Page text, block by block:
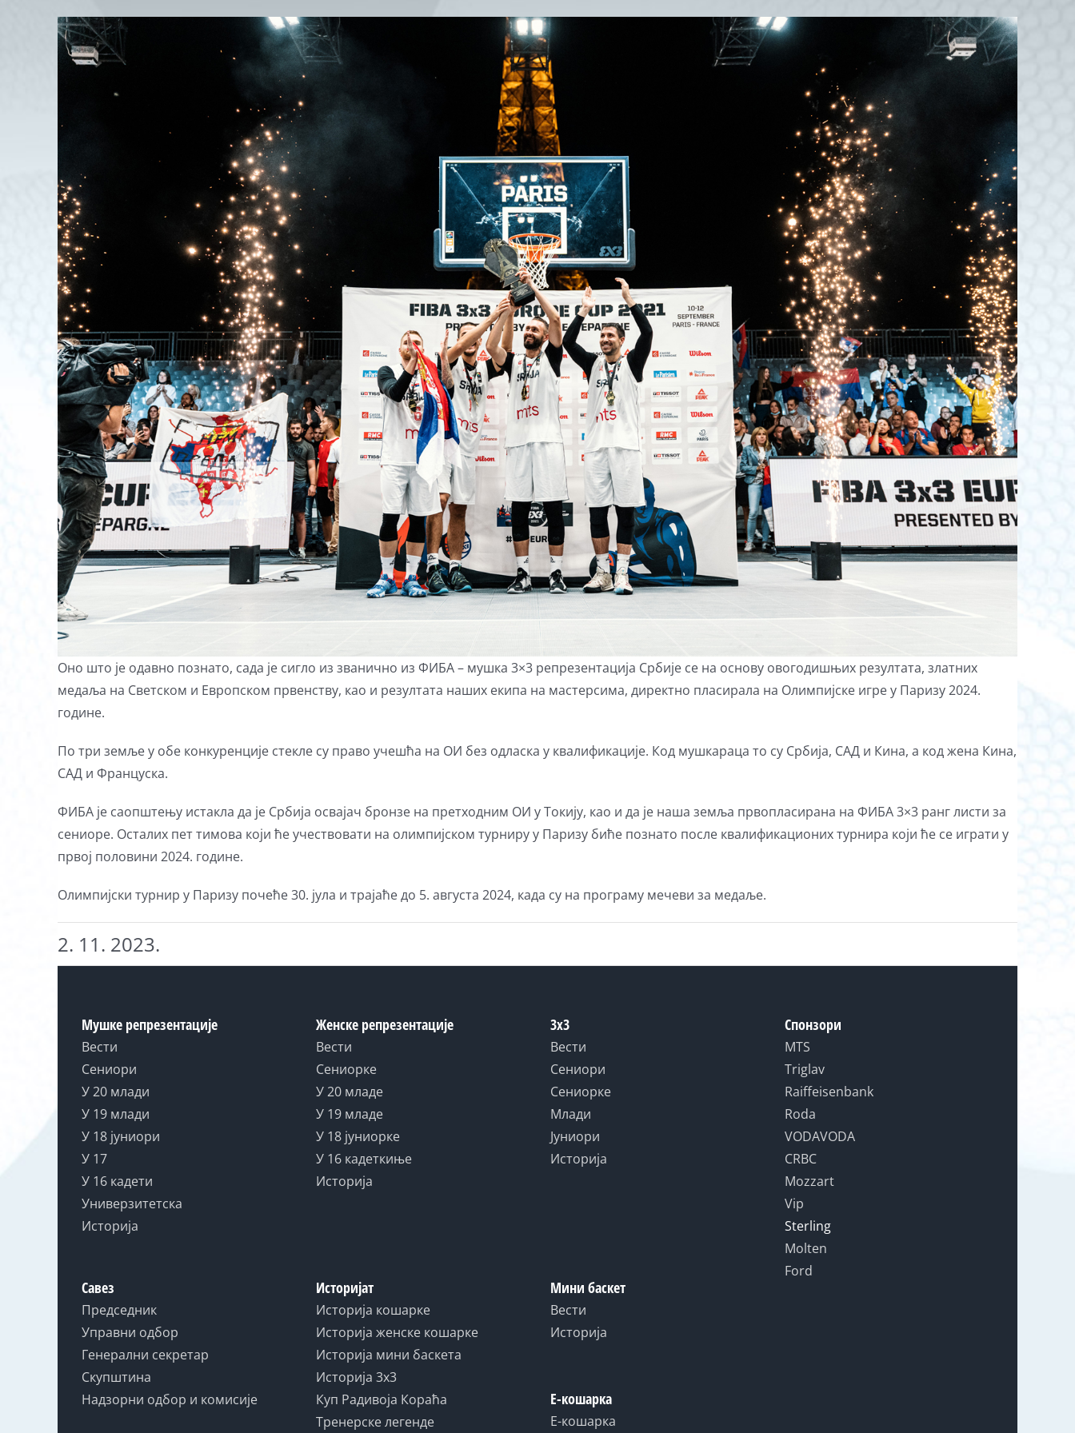
View
Larger
Оно што је одавно познато, сада је сигло из званично из ФИБА – мушка 3×3 репрезентација Србије се на основу овогодишњих резултата, златних
медаља на Светском и Европском првенству, као и резултата наших екипа на мастерсима, директно пласирала на Олимпијске игре у Паризу 2024.
године.
По три земље у обе конкуренције стекле су право учешћа на ОИ без одласка у квалификације. Код мушкараца то су Србија, САД и Кина, а код жена Кина,
САД и Француска.
ФИБА је саопштењу истакла да је Србија освајач бронзе на претходним ОИ у Токију, као и да је наша земља првопласирана на ФИБА 3×3 ранг листи за
сениоре. Осталих пет тимова који ће учествовати на олимпијском турниру у Паризу биће познато после квалификационих турнира који ће се играти у
првој половини 2024. године.
Олимпијски турнир у Паризу почеће 30. јула и трајаће до 5. августа 2024, када су на програму мечеви за медаље.
2. 11. 2023.
Мушке репрезентације
Вести
Сениори
У 20 млади
У 19 млади
У 18 јуниори
У 17
У 16 кадети
Универзитетска
Историја
Савез
Председник
Управни одбор
Генерални секретар
Скупштина
Надзорни одбор и комисије
Женске репрезентације
Вести
Сениорке
У 20 младе
У 19 младе
У 18 јуниорке
У 16 кадеткиње
Историја
Историјат
Историја кошарке
Историја женске кошарке
Историја мини баскета
Историја 3x3
Куп Радивоја Кораћа
Тренерске легенде
3x3
Вести
Сениори
Сениорке
Млади
Јуниори
Историја
Мини баскет
Вести
Историја
Е-кошарка
Е-кошарка
Спонзори
MTS
Triglav
Raiffeisenbank
Roda
VODAVODA
CRBC
Mozzart
Vip
Sterling
Molten
Ford